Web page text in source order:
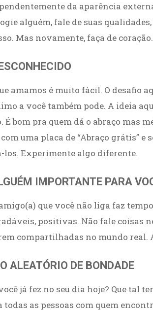
da aparência
alguém, fale de suas
Mas novamente, faça de
amamos é muito fácil. O desafio
a você também pode. A ideia
É bom pra quem dá o abraço mas
uma placa de “Abraço grátis”
los. Experimente algo diferente.
IMPORTANTE PARA
que você não liga faz
positivas. Não fale
compartilhadas no mundo real.
ALEATÓRIO DE BONDADE
já fez no seu dia hoje? Que tal
as pessoas com quem